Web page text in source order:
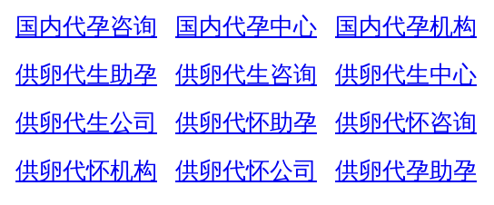
国内代孕咨询
国内代孕中心 国内代孕机构
供卵代生助孕
供卵代生咨询 供卵代生中心
供卵代生公司
供卵代怀助孕 供卵代怀咨询
供卵代怀机构
供卵代怀公司 供卵代孕助孕